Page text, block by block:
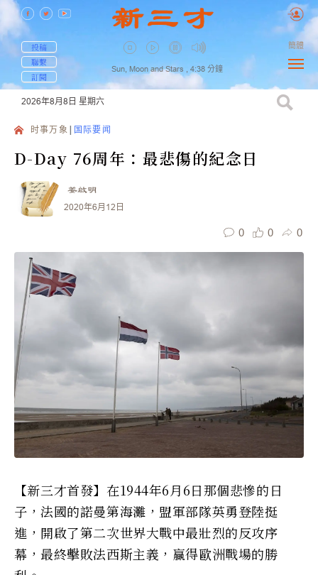
投稿
聯繫
訂閱
Sun, Moon and Stars , 4:38 分鐘
簡體
2026年8月8日 星期六
时事万象 国际要闻
D-Day 76周年：最悲傷的紀念日
姜啟明
2020年6月12日
0 0 0
【新三才首發】在1944年6月6日那個悲慘的日
子，法國的諾曼第海灘，盟軍部隊英勇登陸挺
進，開啟了第二次世界大戰中最壯烈的反攻序
幕，最終擊敗法西斯主義，贏得歐洲戰場的勝